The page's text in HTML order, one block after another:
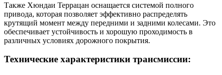
Также Хюндаи Террацан оснащается системой полного
привода, которая позволяет эффективно распределять
крутящий момент между передними и задними колесами. Это
обеспечивает устойчивость и хорошую проходимость в
различных условиях дорожного покрытия.
Технические характеристики трансмиссии: